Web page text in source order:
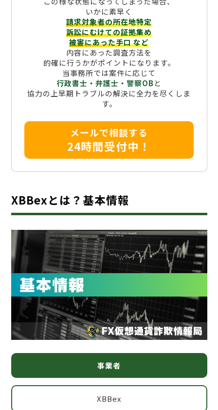
いかに素早く
請求対象者の所在地特定
訴訟にむけての証拠集め
被害にあった手口など
内容にあった調査方法を
的確に行うかがポイントになります。
当事務所では案件に応じて
行政書士・弁護士・警察OBと
協力の上早期トラブルの解決に全力を尽くしま
す。
メールで相談する
24時間受付中！
XBBexとは？基本情報
事業者
XBBex